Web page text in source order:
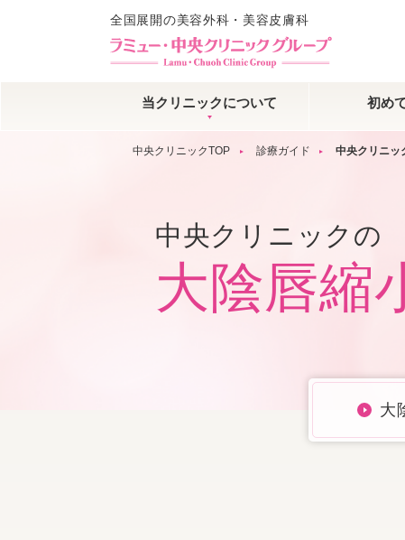
全国展開の美容外科・美容皮膚科
当クリニックについて 初め
中央クリニックTOP 診療ガイド 中央クリニッ
中央クリニックの
大陰唇縮
大